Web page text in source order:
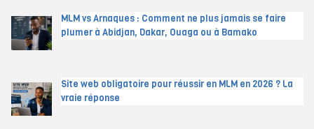
MLM vs Arnaques : Comment ne plus jamais se faire
plumer à Abidjan, Dakar, Ouaga ou à Bamako
Site web obligatoire pour réussir en MLM en 2026 ? La
vraie réponse